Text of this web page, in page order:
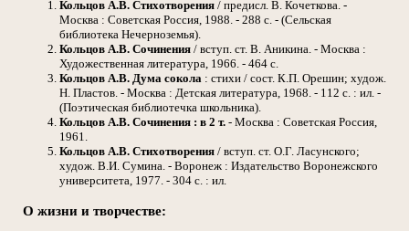
Кольцов А.В. Стихотворения / предисл. В. Кочеткова. -
Москва : Советская Россия, 1988. - 288 с. - (Сельская
библиотека Нечерноземья).
Кольцов А.В. Сочинения / вступ. ст. В. Аникина. - Москва :
Художественная литература, 1966. - 464 с.
Кольцов А.В. Дума сокола : стихи / сост. К.П. Орешин; худож.
Н. Пластов. - Москва : Детская литература, 1968. - 112 с. : ил. -
(Поэтическая библиотечка школьника).
Кольцов А.В. Сочинения : в 2 т. - Москва : Советская Россия,
1961.
Кольцов А.В. Стихотворения / вступ. ст. О.Г. Ласунского;
худож. В.И. Сумина. - Воронеж : Издательство Воронежского
университета, 1977. - 304 с. : ил.
О жизни и творчестве: